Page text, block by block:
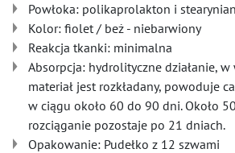
Powłoka: polikaprolakton i
Kolor: fiolet / beż - niebarwiony
Reakcja tkanki: minimalna
Absorpcja: hydrolityczne działanie,
materiał jest rozkładany, powoduje
w ciągu około 60 do 90 dni. Około
rozciąganie pozostaje po 21 dniach.
Opakowanie: Pudełko z 12 szwami